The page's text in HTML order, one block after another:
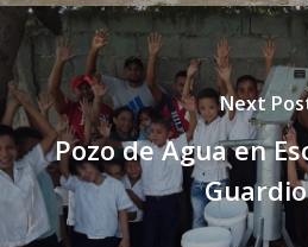
Next
Pozo de Agua en